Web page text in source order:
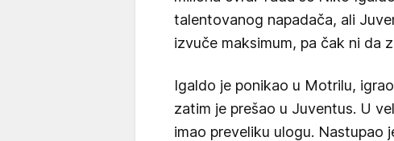
talentovanog napadača, ali
izvuče maksimum, pa čak ni da
Igaldo je ponikao u Motrilu,
zatim je prešao u Juventus. U
imao preveliku ulogu. Nastupao